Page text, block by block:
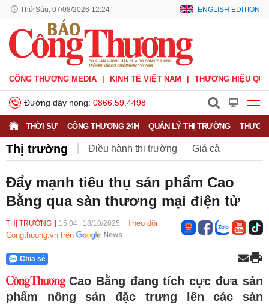
Thứ Sáu, 07/08/2026 12:24 ENGLISH EDITION
CÔNG THƯƠNG MEDIA KINH TẾ VIỆT NAM THƯƠNG HIỆU
Đường dây nóng: 0866.59.4498
THỜI SỰ CÔNG THƯƠNG 24H QUẢN LÝ THỊ TRƯỜNG
Thị trường Điều hành thị trường Giá cả
Hàng hóa Thị trường miền núi
Đẩy mạnh tiêu thụ sản phẩm Cao
Bằng qua sàn thương mại điện tử
THỊ TRƯỜNG 15:04 18/10/2025
Theo dõi
Congthuong.vn trên
Chia sẻ
Cao Bằng đang tích cực đưa sản
phẩm nông sản đặc trưng lên các sàn